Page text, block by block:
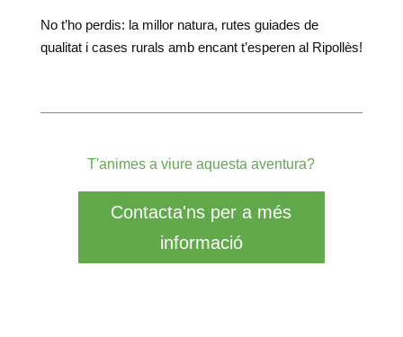
No t’ho perdis: la millor natura, rutes guiades de
qualitat i cases rurals amb encant t’esperen al Ripollès!
T'animes a viure aquesta aventura?
Contacta'ns per a més
informació